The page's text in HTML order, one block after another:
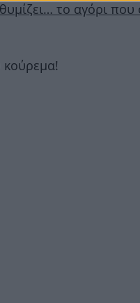
το αγόρι που
κούρεμα!